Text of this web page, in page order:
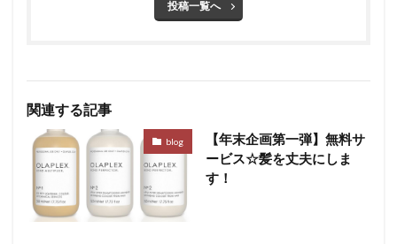
投稿一覧へ
関連する記事
blog
【年末企画第一弾】無料サ
ービス☆髪を丈夫にしま
す！